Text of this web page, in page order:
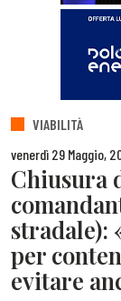
VIABILITÀ
venerdì 29 Maggio,
Chiusura
stradale):
per
evitare